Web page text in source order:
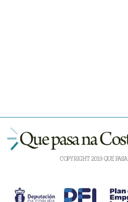
COPYRIGHT 2019 QUE